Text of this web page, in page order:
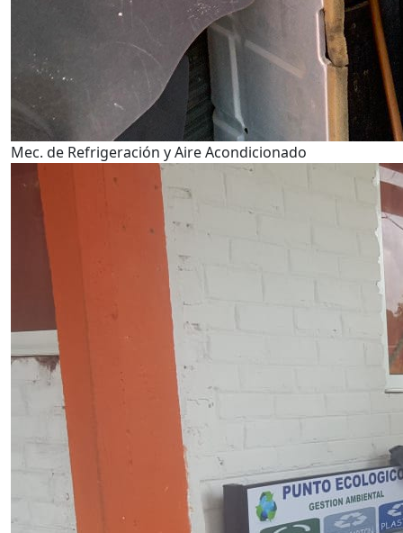
Mec. de Refrigeración y Aire Acondicionado